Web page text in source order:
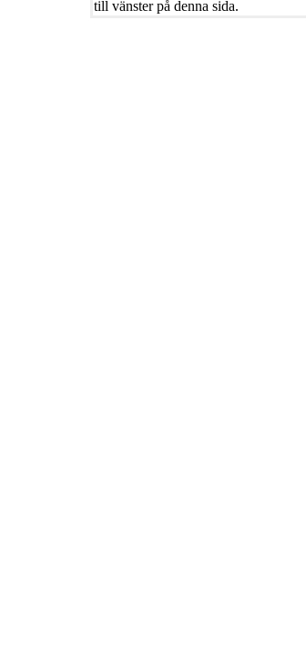
till vänster på denna sida.